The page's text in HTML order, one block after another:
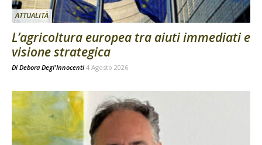
ATTUALITÀ
L’agricoltura europea tra aiuti immediati e
visione strategica
Di Debora Degl'Innocenti 4 Agosto 2026